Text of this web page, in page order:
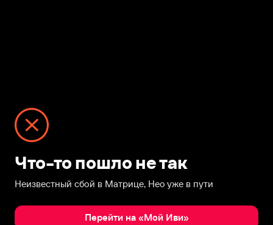
Что-то пошло не так
Неизвестный сбой в Матрице, Нео уже в пути
Перейти на «Мой Иви»